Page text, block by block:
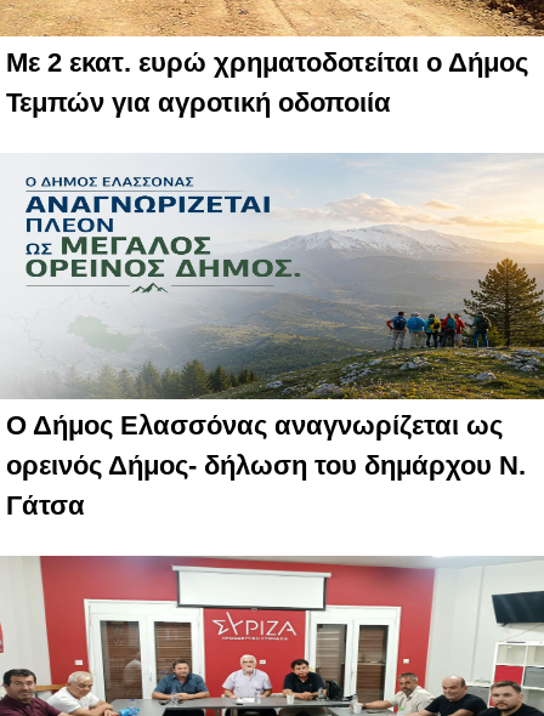
Με 2 εκατ. ευρώ χρηματοδοτείται ο Δήμος
Τεμπών για αγροτική οδοποιία
Ο Δήμος Ελασσόνας αναγνωρίζεται ως
ορεινός Δήμος- δήλωση του δημάρχου Ν.
Γάτσα